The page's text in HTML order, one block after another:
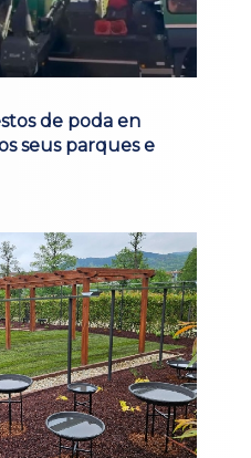
de poda en
seus parques e